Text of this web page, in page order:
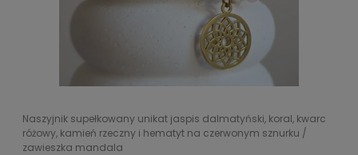
Naszyjnik supełkowany unikat jaspis dalmatyński, koral, kwarc
różowy, kamień rzeczny i hematyt na czerwonym sznurku /
zawieszka mandala